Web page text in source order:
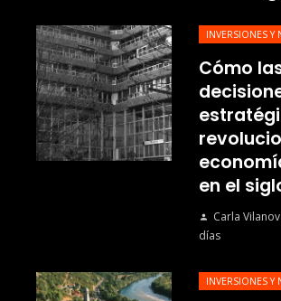
INVERSIONES Y
Cómo
en el
Carla
días
INVERSIONES Y